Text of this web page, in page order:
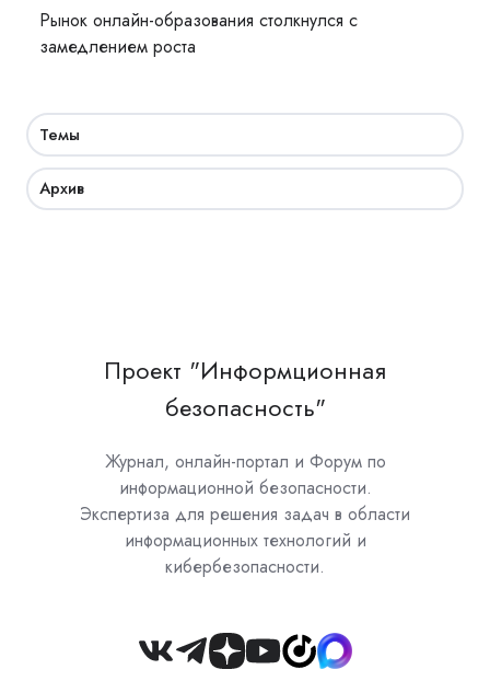
Рынок онлайн-образования столкнулся с
замедлением роста
Темы
Архив
Проект "Информционная
безопасность"
Журнал, онлайн-портал и Форум по
информационной безопасности.
Экспертиза для решения задач в области
информационных технологий и
кибербезопасности.
Join